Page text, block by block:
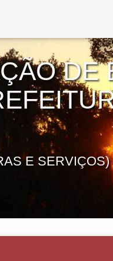
DE
E SERVIÇOS)